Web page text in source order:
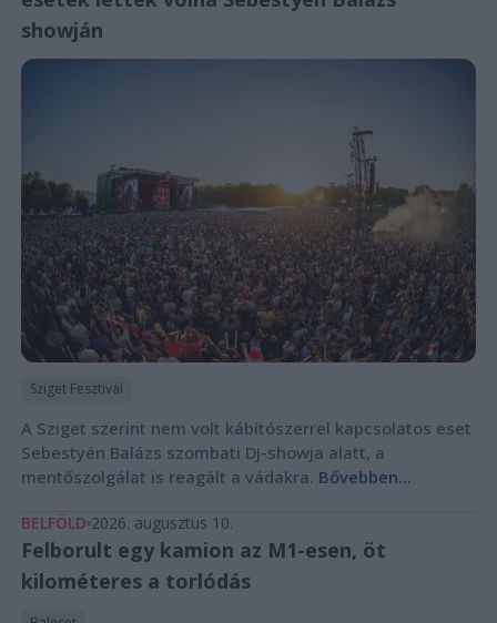
showján
Sziget Fesztivál
A Sziget szerint nem volt kábítószerrel kapcsolatos eset
Sebestyén Balázs szombati DJ-showja alatt, a
mentőszolgálat is reagált a vádakra. Bővebben...
BELFÖLD 2026. augusztus 10.
Felborult egy kamion az M1-esen, öt
kilométeres a torlódás